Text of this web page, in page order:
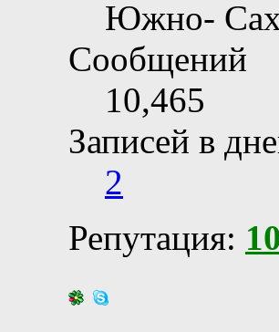
Южно-
Сообщений
10,465
Записей в
2
Репутация: